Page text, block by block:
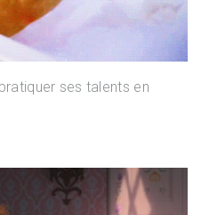
ses talents en